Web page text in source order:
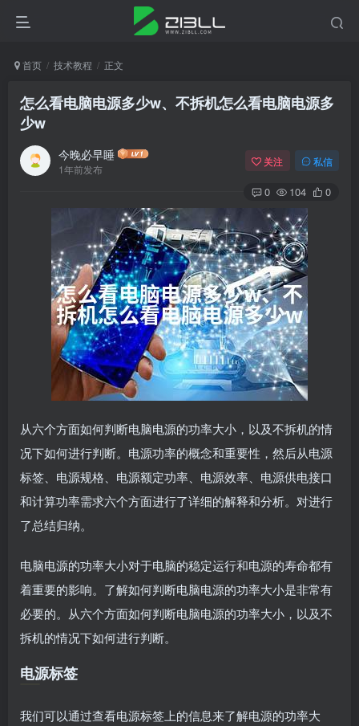
首页 技术教程 正文
怎么看电脑电源多少w、不拆机怎么看电脑电源多
少w
今晚必早睡
1年前发布
关注 私信
0 104 0
从六个方面如何判断电脑电源的功率大小，以及不拆机的情
况下如何进行判断。电源功率的概念和重要性，然后从电源
标签、电源规格、电源额定功率、电源效率、电源供电接口
和计算功率需求六个方面进行了详细的解释和分析。对进行
了总结归纳。
电脑电源的功率大小对于电脑的稳定运行和电源的寿命都有
着重要的影响。了解如何判断电脑电源的功率大小是非常有
必要的。从六个方面如何判断电脑电源的功率大小，以及不
拆机的情况下如何进行判断。
电源标签
我们可以通过查看电源标签上的信息来了解电源的功率大